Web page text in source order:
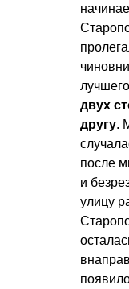
двух
другу.
после
и
улицу